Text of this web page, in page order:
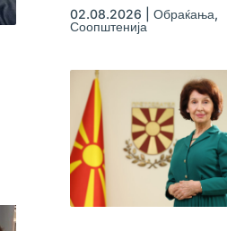
02.08.2026 Обраќања,
Соопштенија